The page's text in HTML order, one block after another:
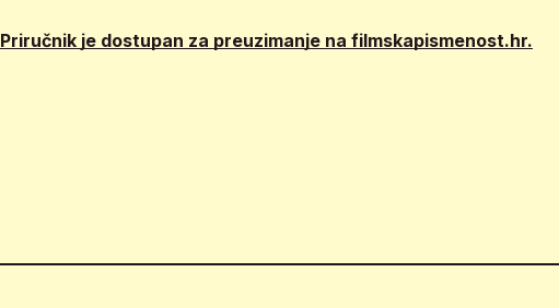
Priručnik je dostupan za preuzimanje na filmskapismenost.hr.